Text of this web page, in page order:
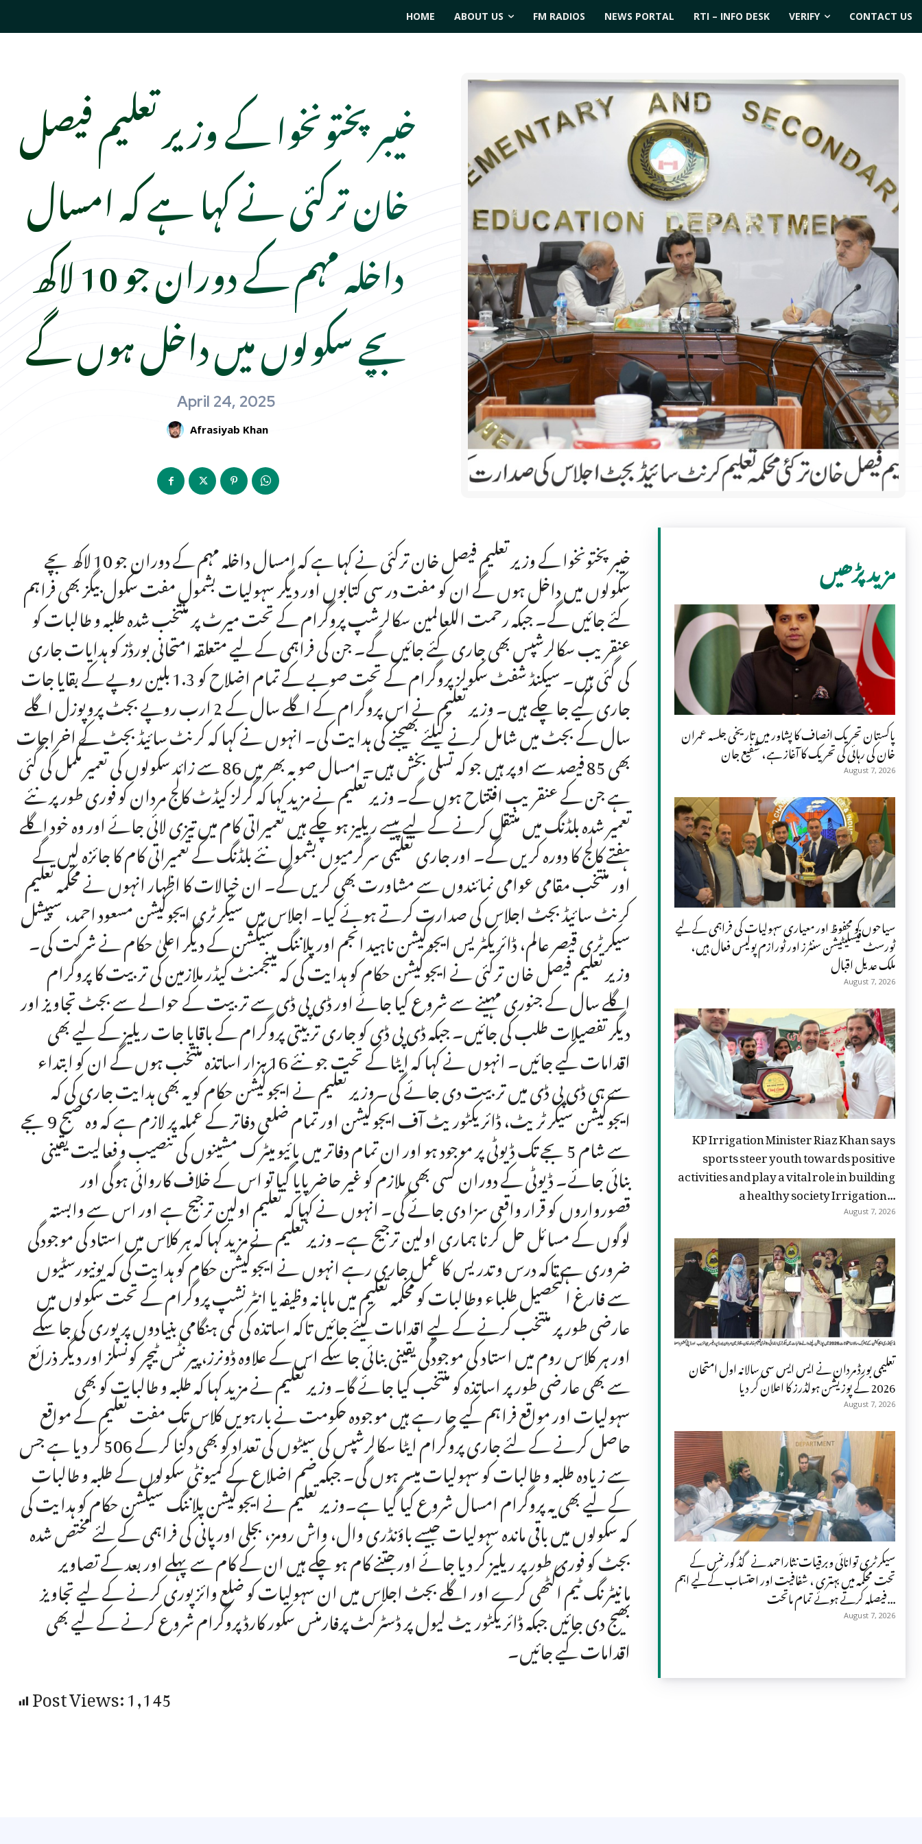
HOME ABOUT US FM RADIOS NEWS PORTAL RTI – INFO DESK VERIFY CONTACT US
خیبر پختونخوا کے وزیر تعلیم فیصل
خان ترکئی نے کہا ہے کہ امسال
داخلہ مہم کے دوران جو 10 لاکھ
بچے سکولوں میں داخل ہوں گے
April 24, 2025
Afrasiyab Khan
خیبر پختونخوا کے وزیر تعلیم فیصل خان ترکئی نے کہا ہے کہ امسال داخلہ مہم کے دوران جو 10 لاکھ بچے
سکولوں میں داخل ہوں گے ان کو مفت در سی کتابوں اور دیگر سہولیات بشمول مفت سکول بیگز بھی فراہم
کئے جائیں گے۔ جبکہ رحمت اللعالمین سکالرشپ پروگرام کے تحت میرٹ پر منتخب شدہ طلبہ و طالبات کو
عنقریب سکالرشپس بھی جاری کئے جائیں گے۔ جن کی فراہمی کے لیے متعلقہ امتحانی بورڈز کو ہدایات جاری
کی گئی ہیں۔ سیکنڈ شفٹ سکولز پروگرام کے تحت صوبے کے تمام اضلاح کو 1.3 بلین روپے کے بقایا جات
جاری کیے جا چکے ہیں۔ وزیر تعلیم نے اس پروگرام کے اگلے سال کے 2 ارب روپے بجٹ پروپوزل اگلے
سال کے بجٹ میں شامل کرنے کیلئے بھیجنے کی ہدایت کی۔ انہوں نے کہا کہ کرنٹ سائیڈ بجٹ کے اخراجات
بھی 85 فیصد سے اوپر ہیں جو کہ تسلی بخش ہیں۔ امسال صوبہ بھر میں 86 سے زائد سکولوں کی تعمیر مکمل کی گئی
ہے جن کے عنقریب افتتاح ہوں گے۔ وزیر تعلیم نے مزید کہا کہ گرلز کیڈٹ کالج مردان کو فوری طور پر نئے
تعمیر شدہ بلڈنگ میں منتقل کرنے کے لیے پیسے ریلیز ہو چکے ہیں تعمیراتی کام میں تیزی لائی جائے اور وہ خود اگلے
ہفتے کالج کا دورہ کریں گے۔ اور جاری تعلیمی سرگرمیوں بشمول نئے بلڈنگ کے تعمیراتی کام کا جائزہ لیں گے
اور منتخب مقامی عوامی نمائندوں سے مشاورت بھی کریں گے۔ ان خیالات کا اظہار انہوں نے محکمہ تعلیم
کرنٹ سائیڈ بجٹ اجلاس کی صدارت کرتے ہوئے کیا۔ اجلاس میں سیکرٹری ایجوکیشن مسعود احمد، سپیشل
سیکرٹری قیصر عالم، ڈائریکٹریس ایجوکیشن ناہید انجم اور پلاننگ سیکشن کے دیگر اعلیٰ حکام نے شرکت کی۔
وزیر تعلیم فیصل خان ترکئی نے ایجوکیشن حکام کو ہدایت کی کہ مینجمنٹ کیڈر ملازمین کی تربیت کا پروگرام
اگلے سال کے جنوری مہینے سے شروع کیا جائے اور ڈی پی ڈی سے تربیت کے حوالے سے بجٹ تجاویز اور
دیگر تفصیلات طلب کی جائیں۔ جبکہ ڈی پی ڈی کو جاری تربیتی پروگرام کے باقایا جات ریلیز کے لیے بھی
اقدامات کیے جائیں۔ انہوں نے کہا کہ ایٹا کے تحت جو نئے 16 ہزار اساتذہ منتخب ہوں گے ان کو ابتداء
سے ہی ڈی پی ڈی میں تربیت دی جائے گی۔ وزیر تعلیم نے ایجوکیشن حکام کو یہ بھی ہدایت جاری کی کہ
ایجوکیشن سیکرٹریٹ، ڈائریکٹوریٹ آف ایجوکیشن اور تمام ضلعی دفاتر کے عملہ پر لازم ہے کہ وہ صبح 9 بجے
سے شام 5 بجے تک ڈیوٹی پر موجود ہو اور ان تمام دفاتر میں بائیو میٹرک مشینوں کی تنصیب و فعالیت یقینی
بنائی جائے۔ ڈیوٹی کے دوران کسی بھی ملازم کو غیر حاضر پایا گیا تو اس کے خلاف کاروائی ہوگی اور
قصورواروں کو قرار واقعی سزا دی جائے گی۔ انہوں نے کہا کہ تعلیم اولین ترجیح ہے اور اس سے وابستہ
لوگوں کے مسائل حل کرنا ہماری اولین ترجیح ہے۔ وزیر تعلیم نے مزید کہا کہ ہر کلاس میں استاد کی موجودگی
ضروری ہے تاکہ درس و تدریس کا عمل جاری رہے انہوں نے ایجوکیشن حکام کو ہدایت کی کہ یونیورسٹیوں
سے فارغ التحصیل طلباء وطالبات کو محکمہ تعلیم میں ماہانہ وظیفہ یا انٹرنشپ پروگرام کے تحت سکولوں میں
عارضی طور پر منتخب کرنے کے لیے اقدامات کیئے جائیں تاکہ اساتذہ کی کمی ہنگامی بنیادوں پر پوری کی جا سکے
اور ہر کلاس روم میں استاد کی موجودگی یقینی بنائی جا سکے اس کے علاوہ ڈونرز، پیرنٹس ٹیچر کونسلز اور دیگر ذرائع
سے بھی عارضی طور پر اساتذہ کو منتخب کیا جائے گا۔ وزیر تعلیم نے مزید کہا کہ طلبہ و طالبات کو بھی
سہولیات اور مواقع فراہم کیے جا رہے ہیں موجودہ حکومت نے بارہویں کلاس تک مفت تعلیم کے مواقع
حاصل کرنے کے لئے جاری پروگرام ایٹا سکالرشپس کی سیٹوں کی تعداد کو بھی دگنا کر کے 506 کر دیا ہے جس
سے زیادہ طلبہ و طالبات کو سہولیات میسر ہوں گی۔ جبکہ ضم اضلاع کے کمیونٹی سکولوں کے طلبہ و طالبات
کے لیے بھی یہ پروگرام امسال شروع کیا گیا ہے۔وزیر تعلیم نے ایجوکیشن پلاننگ سیکشن حکام کو ہدایت کی
کہ سکولوں میں باقی ماندہ سہولیات جیسے باؤنڈری وال، واش رومز، بجلی اور پانی کی فراہمی کے لئے مختص شدہ
بجٹ کو فوری طور پر ریلیز کر دیا جائے اور جتنے کام ہو چکے ہیں ان کے کام سے پہلے اور بعد کے تصاویر
مانیٹرنگ ٹیم اکٹھی کرے اور اگلے بجٹ اجلاس میں ان سہولیات کو ضلع وائز پوری کرنے کے لیے تجاویز
بھیج دی جائیں جبکہ ڈائریکٹوریٹ لیول پر ڈسٹرکٹ پرفارمنس سکور کارڈ پروگرام شروع کرنے کے لیے بھی
اقدامات کیے جائیں۔
Post Views:1,145
مزید پڑھیں
پاکستان تحریک انصاف کا پشاور میں تاریخی جلسہ عمران
خان کی رہائی کی تحریک کا آغاز ہے، شفیع جان
August 7, 2026
سیاحوں کو محفوظ اور معیاری سہولیات کی فراہمی کے لیے
ٹورسٹ فیسلیٹیشن سنٹرز اور ٹورازم پولیس فعال ہیں،
ملک عدیل اقبال
August 7, 2026
KP Irrigation Minister Riaz Khan says
sports steer youth towards positive
activities and play a vital role in building
a healthy society Irrigation...
August 7, 2026
تعلیمی بورڈ مردان نے ایس ایس سی سالانہ اول امتحان
2026 کے پوزیشن ہولڈرز کا اعلان کر دیا
August 7, 2026
سیکرٹری توانائی وبرقیات نثاراحمد نے گڈ گورننس کے
تحت محکمہ میں بہتری ، شفافیت اور احتساب کے لیے اہم
فیصلہ کرتے ہوئے تمام ماتحت...
August 7, 2026